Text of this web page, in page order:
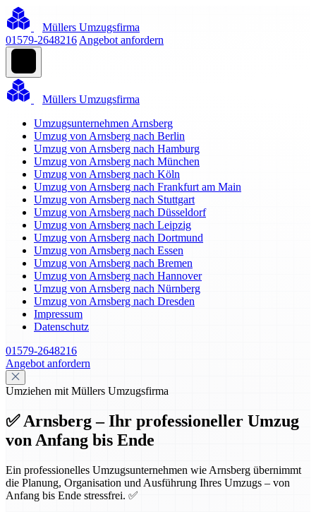
Müllers Umzugsfirma
01579-2648216 Angebot anfordern
Müllers Umzugsfirma
Umzugsunternehmen Arnsberg
Umzug von Arnsberg nach Berlin
Umzug von Arnsberg nach Hamburg
Umzug von Arnsberg nach München
Umzug von Arnsberg nach Köln
Umzug von Arnsberg nach Frankfurt am Main
Umzug von Arnsberg nach Stuttgart
Umzug von Arnsberg nach Düsseldorf
Umzug von Arnsberg nach Leipzig
Umzug von Arnsberg nach Dortmund
Umzug von Arnsberg nach Essen
Umzug von Arnsberg nach Bremen
Umzug von Arnsberg nach Hannover
Umzug von Arnsberg nach Nürnberg
Umzug von Arnsberg nach Dresden
Impressum
Datenschutz
01579-2648216
Angebot anfordern
Umziehen mit Müllers Umzugsfirma
✅ Arnsberg – Ihr professioneller Umzug
von Anfang bis Ende
Ein professionelles Umzugsunternehmen wie Arnsberg übernimmt
die Planung, Organisation und Ausführung Ihres Umzugs – von
Anfang bis Ende stressfrei. ✅